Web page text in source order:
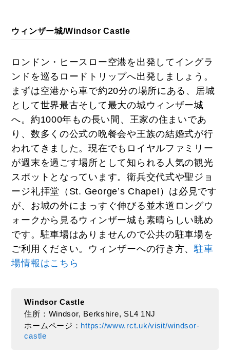
ウィンザー城/Windsor Castle
ロンドン・ヒースロー空港を出発してイングラ
ンドを巡るロードトリップへ出発しましょう。
まずは空港から車で約20分の場所にある、居城
として世界最古そして最大の城ウィンザー城
へ。約1000年もの長い間、王家の住まいであ
り、数多くの公式の晩餐会や王族の結婚式が行
われてきました。現在でもロイヤルファミリー
が週末を過ごす場所として知られる人気の観光
スポットとなっています。衛兵交代式や聖ジョ
ージ礼拝堂（St. George’s Chapel）は必見です
が、お城の外にまっすぐ伸びる並木道ロングウ
ォークから見るウィンザー城も素晴らしい眺め
です。駐車場はありませんので公共の駐車場を
ご利用ください。ウィンザーへの行き方、駐車
場情報はこちら
Windsor Castle
住所：Windsor, Berkshire, SL4 1NJ
ホームページ： https://www.rct.uk/visit/windsor-
castle